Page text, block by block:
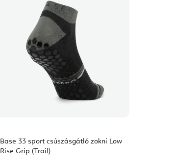
Base 33 sport csúszásgátló zokni Low
Rise Grip (Trail)